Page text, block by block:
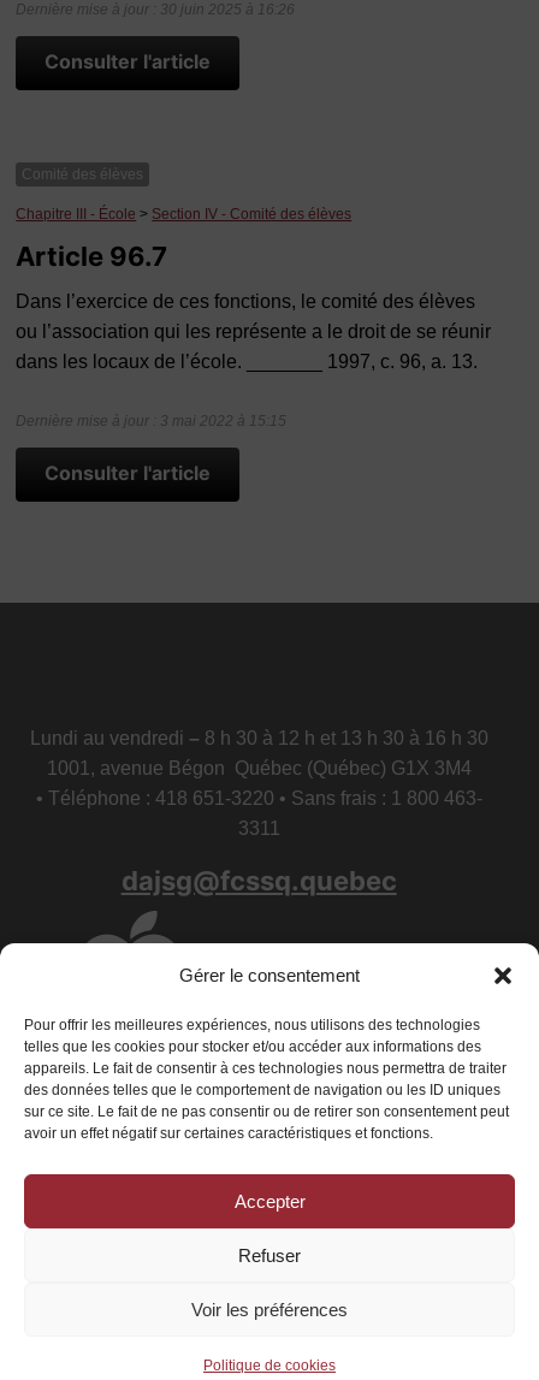
Gérer le consentement
Pour offrir les meilleures expériences, nous utilisons des technologies
telles que les cookies pour stocker et/ou accéder aux informations des
appareils. Le fait de consentir à ces technologies nous permettra de traiter
des données telles que le comportement de navigation ou les ID uniques
sur ce site. Le fait de ne pas consentir ou de retirer son consentement peut
avoir un effet négatif sur certaines caractéristiques et fonctions.
Accepter
Refuser
Voir les préférences
Politique de cookies
Dernière mise à jour : 30 juin 2025 à 16:26
Consulter l'article
Comité des élèves
Chapitre III - École > Section IV - Comité des élèves
Article 96.7
Dans l’exercice de ces fonctions, le comité des élèves
ou l’association qui les représente a le droit de se réunir
dans les locaux de l’école. _______ 1997, c. 96, a. 13.
Dernière mise à jour : 3 mai 2022 à 15:15
Consulter l'article
Lundi au vendredi – 8 h 30 à 12 h et 13 h 30 à 16 h 30
1001, avenue Bégon Québec (Québec) G1X 3M4
• Téléphone : 418 651-3220 • Sans frais : 1 800 463-
3311
dajsg@fcssq.quebec
Déclaration de confidentialité